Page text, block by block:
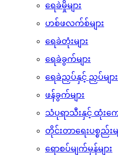
ရေခဲမှိုများ
ဟစ်ဖလက်စ်များ
ရေခဲတုံးများ
ရေခဲခွက်များ
ရေခဲညှပ်နှင့် ညှပ်များ
ဖန်ခွက်များ
သံပုရာသီးနှင့် ထုံးက
တိုင်းတာရေးပစ္စည်းမ
ရောစပ်မျက်မှန်များ